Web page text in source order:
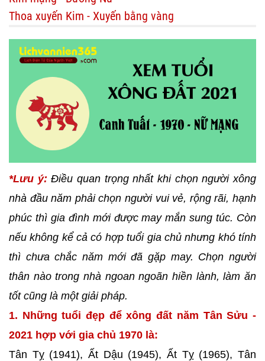
Thoa xuyến Kim - Xuyến bằng vàng
*Lưu ý: Điều quan trọng nhất khi chọn người xông
nhà đầu năm phải chọn người vui vẻ, rộng rãi, hạnh
phúc thì gia đình mới được may mắn sung túc. Còn
nếu không kể cả có hợp tuổi gia chủ nhưng khó tính
thì chưa chắc năm mới đã gặp may. Chọn người
thân nào trong nhà ngoan ngoãn hiền lành, làm ăn
tốt cũng là một giải pháp.
1. Những tuổi đẹp để xông đất năm Tân Sửu -
2021 hợp với gia chủ 1970 là:
Tân Tỵ (1941), Ất Dậu (1945), Ất Tỵ (1965), Tân